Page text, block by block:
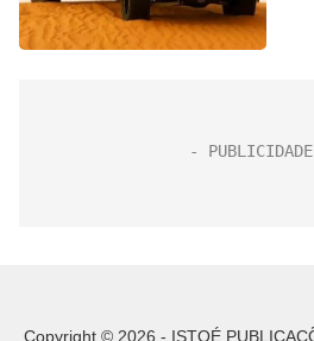
Copyright © 2026 - ISTOÉ